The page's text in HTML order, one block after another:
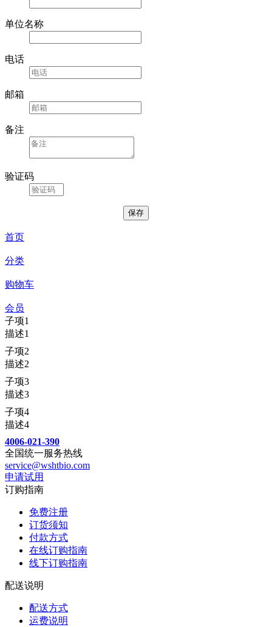
单位名称
电话
邮箱
备注
验证码
首页
分类
购物车
会员
子项1
描述1
子项2
描述2
子项3
描述3
子项4
描述4
4006-021-390
全国统一服务热线
service@wshtbio.com
申请试用
订购指南
免费注册
订货须知
付款方式
在线订购指南
线下订购指南
配送说明
配送方式
运费说明